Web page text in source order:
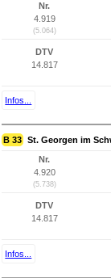
Nr.
4.919
(5.064)
DTV
14.817
Infos...
B 33 St. Georgen im
Nr.
4.920
(5.738)
DTV
14.817
Infos...